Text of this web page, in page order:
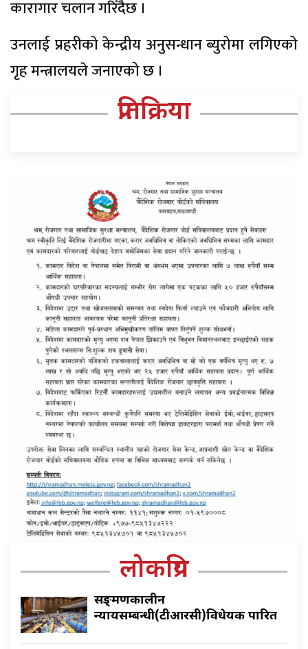
कारागार चलान गरिँदैछ ।
उनलाई प्रहरीको केन्द्रीय अनुसन्धान ब्युरोमा लगिएको
गृह मन्त्रालयले जनाएको छ ।
प्रतिक्रिया
लोकप्रिय
सङ्क्रमणकालीन
न्यायसम्बन्धी(टीआरसी)विधेयक पारित